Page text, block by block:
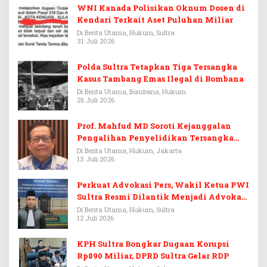
WNI Kanada Polisikan Oknum Dosen di
Kendari Terkait Aset Puluhan Miliar
Di Berita Utama, Hukum, Sultra
31 Juli 2026
Polda Sultra Tetapkan Tiga Tersangka
Kasus Tambang Emas Ilegal di Bombana
Di Berita Utama, Bombana, Hukum
26 Juli 2026
Prof. Mahfud MD Soroti Kejanggalan
Pengalihan Penyelidikan Tersangka
Febrie Adriansyah
Di Berita Utama, Hukum, Jakarta
13 Juli 2026
Perkuat Advokasi Pers, Wakil Ketua PWI
Sultra Resmi Dilantik Menjadi Advokat
PERADI
Di Berita Utama, Hukum, Sultra
12 Juli 2026
KPH Sultra Bongkar Dugaan Korupsi
Rp890 Miliar, DPRD Sultra Gelar RDP